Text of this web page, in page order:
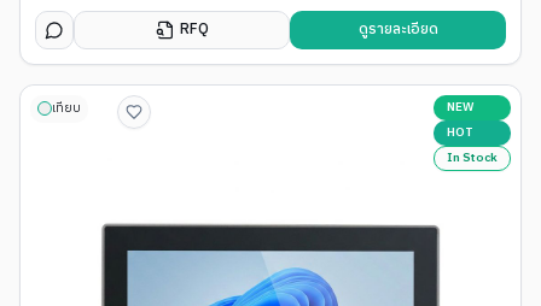
RFQ ดูรายละเอียด
เทียบ
NEW
HOT
In Stock